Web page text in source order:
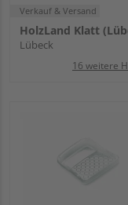
Verkauf & Versand
HolzLand Klatt
Lübeck
16 weitere